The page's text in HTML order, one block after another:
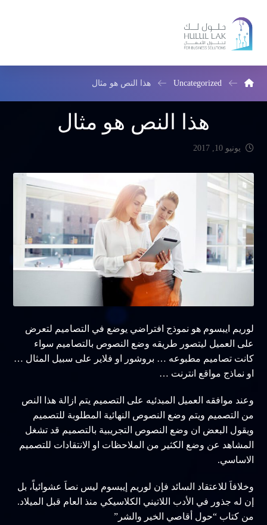
Uncategorized هذا النص هو مثال
هذا النص هو مثال
يونيو 10, 2017
لوريم ايبسوم هو نموذج افتراضي يوضع في التصاميم لتعرض
على العميل ليتصور طريقه وضع النصوص بالتصاميم سواء
كانت تصاميم مطبوعه … بروشور او فلاير على سبيل المثال …
او نماذج مواقع انترنت …
وعند موافقه العميل المبدئيه على التصميم يتم ازالة هذا النص
من التصميم ويتم وضع النصوص النهائية المطلوبة للتصميم
ويقول البعض ان وضع النصوص التجريبية بالتصميم قد تشغل
المشاهد عن وضع الكثير من الملاحظات او الانتقادات للتصميم
الاساسي.
وخلافاَ للاعتقاد السائد فإن لوريم إيبسوم ليس نصاَ عشوائياً، بل
إن له جذور في الأدب اللاتيني الكلاسيكي منذ العام قبل الميلاد.
من كتاب “حول أقاصي الخير والشر”